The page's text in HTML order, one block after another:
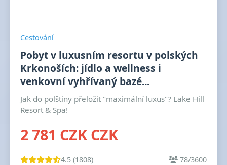
Cestování
Pobyt v luxusním resortu v polských
Krkonoších: jídlo a wellness i
venkovní vyhřívaný bazé...
Jak do polštiny přeložit "maximální luxus"? Lake Hill
Resort & Spa!
2 781 CZK CZK
4.5 (1808) 78/3600